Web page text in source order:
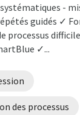
-
guidés ✓
processus
✓...
des processus